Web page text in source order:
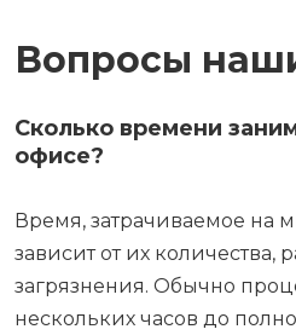
Вопросы
Сколько времени
офисе?
Время, затрачиваемое на
зависит от их количества,
загрязнения. Обычно
нескольких часов до